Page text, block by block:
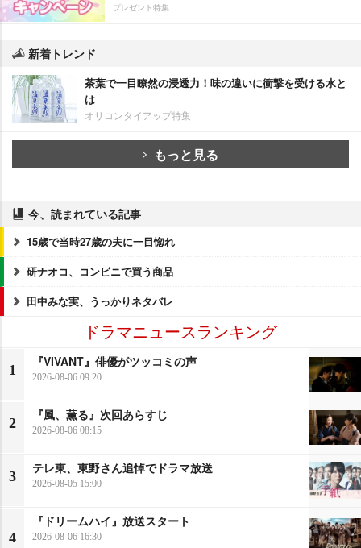
プレゼント特集
新着トレンド
茶葉で一目瞭然の浸透力！味の違いに衝撃を受ける水と
は
オリコンタイアップ特集
もっと見る
今、読まれている記事
15歳で当時27歳の夫に一目惚れ
研ナオコ、コンビニで買う商品
田中みな実、うっかりネタバレ
ドラマニュースランキング
1
『VIVANT』俳優がツッコミの声
2026-08-06 09:20
2
『風、薫る』次回あらすじ
2026-08-06 08:15
3
テレ東、東野さん追悼でドラマ放送
2026-08-05 15:00
4
『ドリームハイ』放送スタート
2026-08-06 16:30